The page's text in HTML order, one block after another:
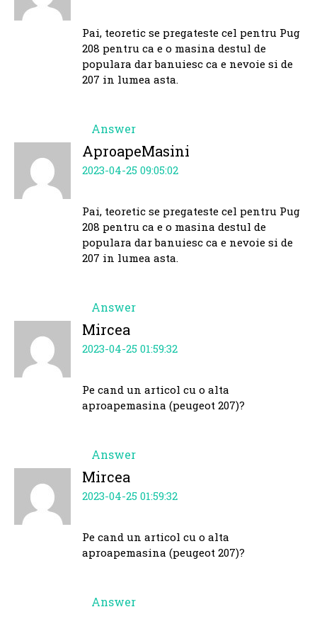
Pai, teoretic se pregateste cel pentru Pug
208 pentru ca e o masina destul de
populara dar banuiesc ca e nevoie si de
207 in lumea asta.
Answer
AproapeMasini
2023-04-25 09:05:02
Pai, teoretic se pregateste cel pentru Pug
208 pentru ca e o masina destul de
populara dar banuiesc ca e nevoie si de
207 in lumea asta.
Answer
Mircea
2023-04-25 01:59:32
Pe cand un articol cu o alta
aproapemasina (peugeot 207)?
Answer
Mircea
2023-04-25 01:59:32
Pe cand un articol cu o alta
aproapemasina (peugeot 207)?
Answer